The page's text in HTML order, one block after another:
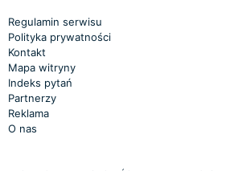
Regulamin serwisu
Polityka prywatności
Kontakt
Mapa witryny
Indeks pytań
Partnerzy
Reklama
O nas